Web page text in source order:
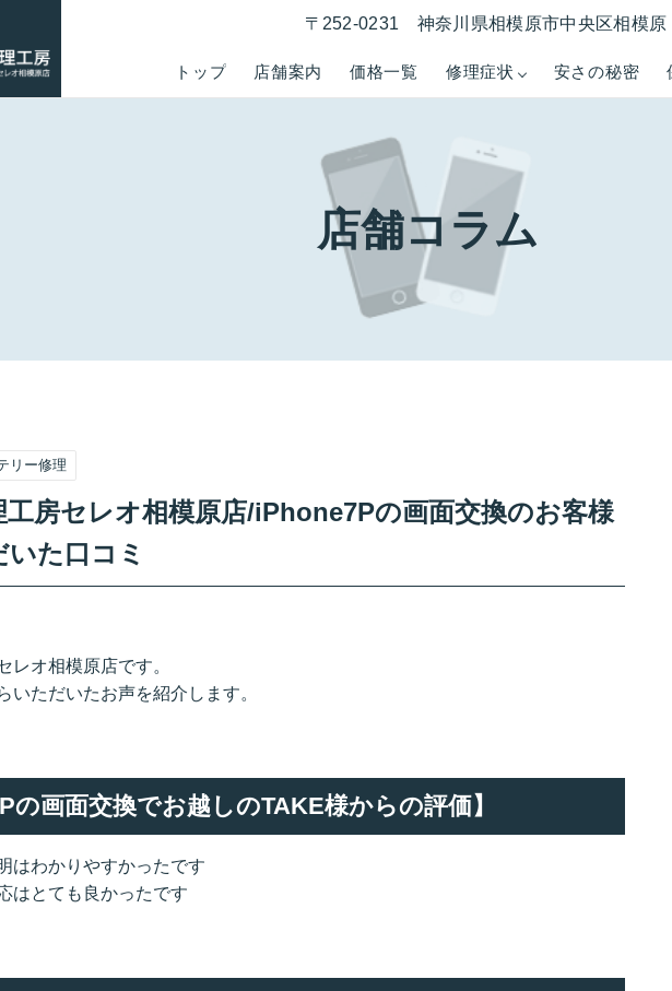
トップ 店舗案内 価格一覧 修理症状 安さの秘密
〒252-0231 神奈川県相模原市中央区相模原
店舗コラム
リー修理
工房セレオ相模原店/iPhone7Pの画面交換のお客様
た口コミ
レオ相模原店です。
いただいたお声を紹介します。
の画面交換でお越しのTAKE様からの評価】
はわかりやすかったです
はとても良かったです